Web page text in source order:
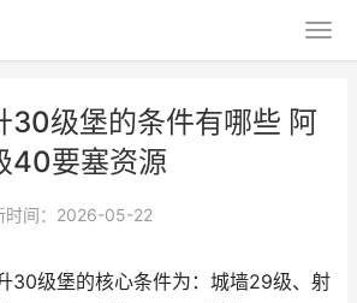
30级堡的条件有哪些 阿
40要塞资源
时间：2026-05-22
30级堡的核心条件为：城墙29级、射